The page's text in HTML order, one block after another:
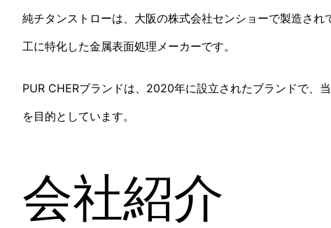
純チタンストローは、大阪の株式会社センショーで製造さ
工に特化した金属表面処理メーカーです。
PUR CHERブランドは、2020年に設立されたブランドで、
を目的としています。
会社紹介